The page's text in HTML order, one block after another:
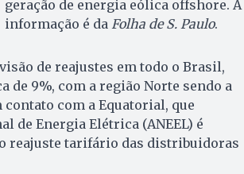
geração de energia eólica offshore. A
informação é da Folha de S. Paulo.
de reajustes em todo o Brasil,
de 9%, com a região Norte sendo a
com a Equatorial, que
de Energia Elétrica (ANEEL) é
reajuste tarifário das distribuidoras